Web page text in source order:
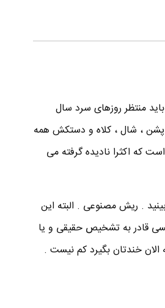
منتظر روزهای سرد سال
، شال ، کلاه و دستکش همه
که اکثرا نادیده گرفته می
. ریش مصنوعی . البته این
کسی قادر به تشخیص حقیقی و یا
خندتان بگیرد کم نیست .